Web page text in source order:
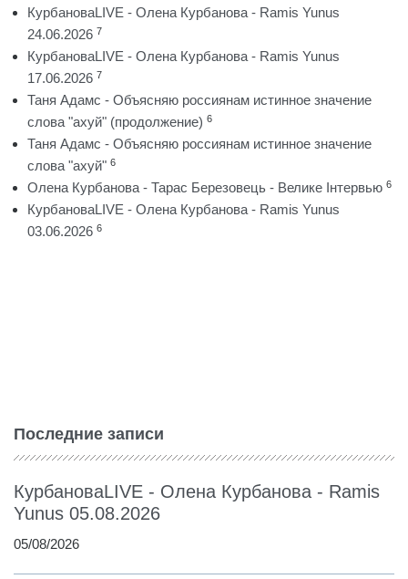
КурбановаLIVE - Олена Курбанова - Ramis Yunus
24.06.2026 7
КурбановаLIVE - Олена Курбанова - Ramis Yunus
17.06.2026 7
Таня Адамс - Объясняю россиянам истинное значение
слова "ахуй" (продолжение) 6
Таня Адамс - Объясняю россиянам истинное значение
слова "ахуй" 6
Олена Курбанова - Тарас Березовець - Велике Інтервью 6
КурбановаLIVE - Олена Курбанова - Ramis Yunus
03.06.2026 6
Последние записи
КурбановаLIVE - Олена Курбанова - Ramis
Yunus 05.08.2026
05/08/2026